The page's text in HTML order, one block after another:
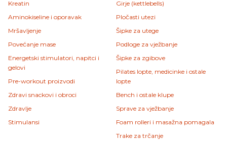
Kreatin
Aminokiseline i oporavak
Mršavljenje
Povećanje mase
Energetski stimulatori, napitci i
gelovi
Pre-workout proizvodi
Zdravi snackovi i obroci
Zdravlje
Stimulansi
Girje (kettlebells)
Pločasti utezi
Šipke za utege
Podloge za vježbanje
Šipke za zgibove
Pilates lopte, medicinke i ostale
lopte
Bench i ostale klupe
Sprave za vježbanje
Foam rolleri i masažna pomagala
Trake za trčanje